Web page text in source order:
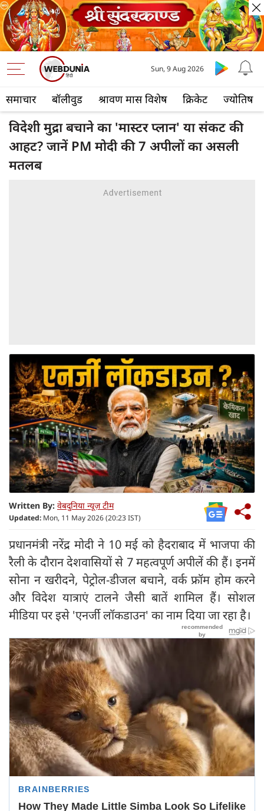
समाचार बॉलीवुड श्रावण मास विशेष क्रिकेट ज्योतिष
Sun, 9 Aug 2026
विदेशी मुद्रा बचाने का 'मास्टर प्लान' या संकट की
आहट? जानें PM मोदी की 7 अपीलों का असली
मतलब
Written By: वेबदुनिया न्यूज़ टीम
Updated: Mon, 11 May 2026 (20:23 IST)
प्रधानमंत्री नरेंद्र मोदी ने 10 मई को हैदराबाद में भाजपा की
रैली के दौरान देशवासियों से 7 महत्वपूर्ण अपीलें की हैं। इनमें
सोना न खरीदने, पेट्रोल-डीजल बचाने, वर्क फ्रॉम होम करने
और विदेश यात्राएं टालने जैसी बातें शामिल हैं। सोशल
मीडिया पर इसे 'एनर्जी लॉकडाउन' का नाम दिया जा रहा है।